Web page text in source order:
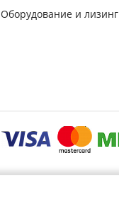
Оборудование и лизинг